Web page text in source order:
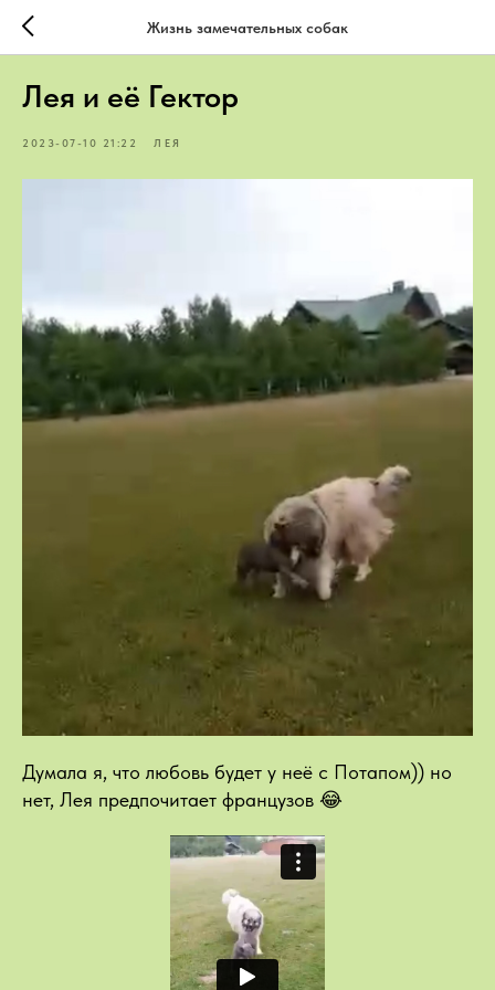
Жизнь замечательных собак
Лея и её Гектор
2023-07-10 21:22 ЛЕЯ
Думала я, что любовь будет у неё с Потапом)) но
нет, Лея предпочитает французов 😂